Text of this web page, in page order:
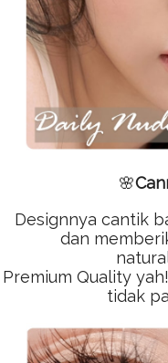
🌸
Designnya cantik
dan
Premium Quality
tidak